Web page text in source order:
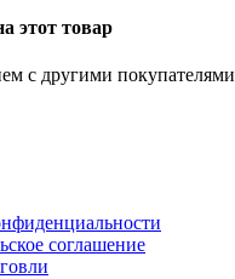
этот товар
с другими покупателями
соглашение